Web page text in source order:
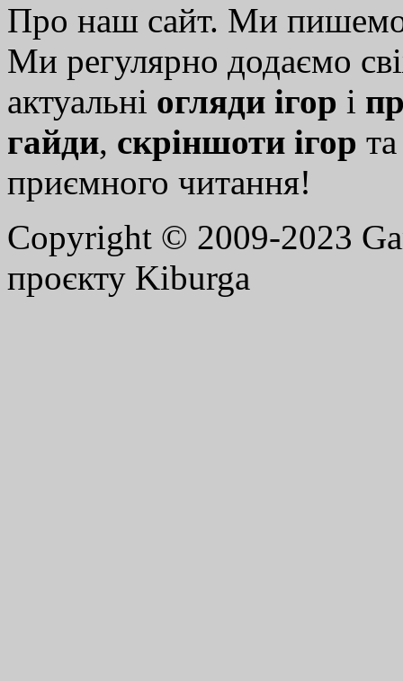
Про наш сайт. Ми
Ми регулярно додаємо
актуальні огляди ігор і
гайди, скріншоти ігор
приємного читання!
Copyright © 2009-2023
проєкту Kiburga